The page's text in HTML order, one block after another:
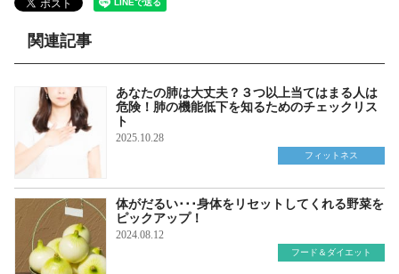
関連記事
あなたの肺は大丈夫？３つ以上当てはまる人は
危険！肺の機能低下を知るためのチェックリス
ト
2025.10.28
フィットネス
体がだるい･･･身体をリセットしてくれる野菜を
ピックアップ！
2024.08.12
フード＆ダイエット